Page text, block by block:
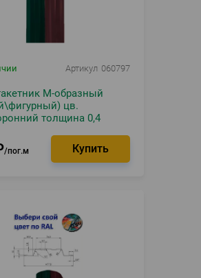
Артикул 060797
М-образный
цв.
толщина 0,4
пог.м